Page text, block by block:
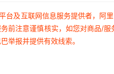
台及互联网信息服务提供者，
前注意谨慎核实，如您对商品/
举报并提供有效线索。